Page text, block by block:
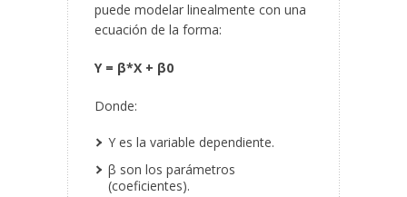
puede modelar linealmente con una
ecuación de la forma:
Y = β*X + β0
Donde:
Y es la variable dependiente.
β son los parámetros
(coeficientes).